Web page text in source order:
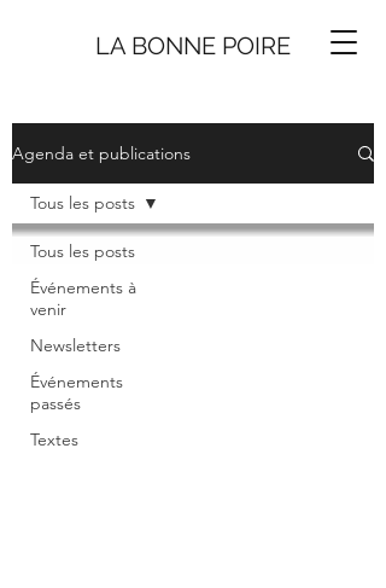
LA BONNE POIRE
Agenda et publications
Tous les posts
Événements à
venir
Newsletters
Événements
passés
Textes
Tous les posts